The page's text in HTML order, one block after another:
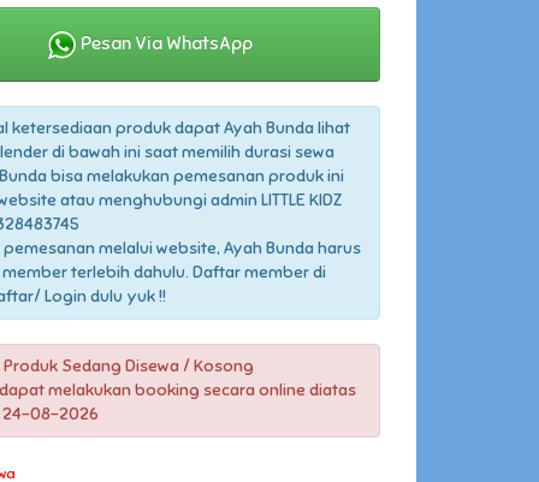
Pesan Via WhatsApp
ketersediaan produk dapat Ayah Bunda lihat
di bawah ini saat memilih durasi sewa
bisa melakukan pemesanan produk ini
atau menghubungi admin LITTLE KIDZ
melalui website, Ayah Bunda harus
terlebih dahulu. Daftar member di
Login dulu yuk !!
Sedang Disewa / Kosong
melakukan booking secara online diatas
08-2026